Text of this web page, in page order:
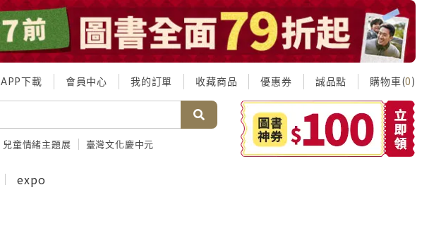
APP下載 會員中心 我的訂單 收藏商品 優惠券 誠品點 購物車(0)
兒童情緒主題展 臺灣文化慶中元
expo